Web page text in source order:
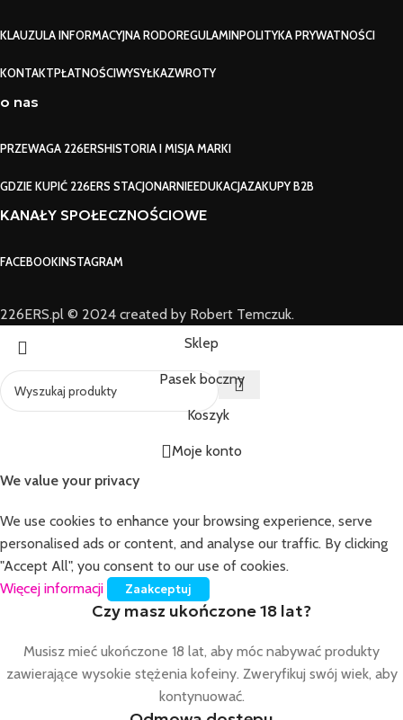
KLAUZULA INFORMACYJNA RODOREGULAMINPOLITYKA PRYWATNOŚCI
KONTAKTPŁATNOŚCIWYSYŁKAZWROTY
o nas
PRZEWAGA 226ERSHISTORIA I MISJA MARKI
GDZIE KUPIĆ 226ERS STACJONARNIEEDUKACJAZAKUPY B2B
KANAŁY SPOŁECZNOŚCIOWE
FACEBOOKINSTAGRAM
226ERS.pl © 2024 created by Robert Temczuk.
Sklep
Pasek boczny
Koszyk
Moje konto
We value your privacy
We use cookies to enhance your browsing experience, serve
personalised ads or content, and analyse our traffic. By clicking
"Accept All", you consent to our use of cookies.
Więcej informacji
Zaakceptuj
Czy masz ukończone 18 lat?
Musisz mieć ukończone 18 lat, aby móc nabywać produkty
zawierające wysokie stężenia kofeiny. Zweryfikuj swój wiek, aby
kontynuować.